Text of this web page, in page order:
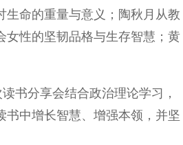
生命的重量与意义；陶秋月从教
女性的坚韧品格与生存智慧；黄
书分享会结合政治理论学习，
书中增长智慧、增强本领，并坚